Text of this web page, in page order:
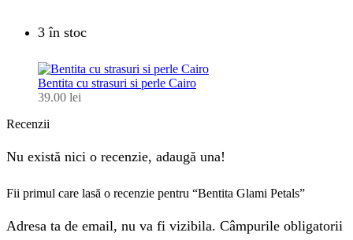
3 în stoc
Bentita cu strasuri si perle Cairo
39.00 lei
Recenzii
Nu există nici o recenzie, adaugă una!
Fii primul care lasă o recenzie pentru “Bentita Glami Petals”
Adresa ta de email, nu va fi vizibila. Câmpurile obligatorii